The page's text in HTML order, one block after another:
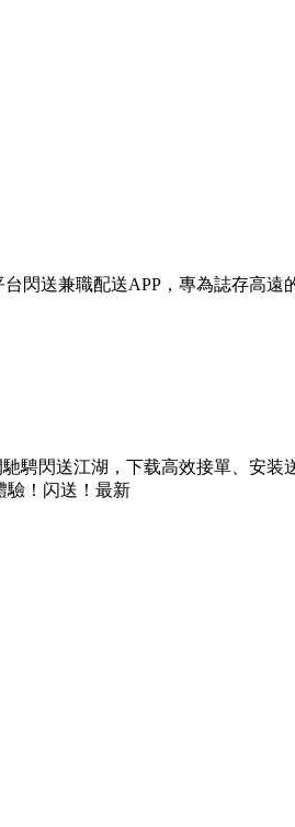
閃送兼職配送APP，專為誌存高
騁閃送江湖，下载高效接單、安装
驗！闪送！最新